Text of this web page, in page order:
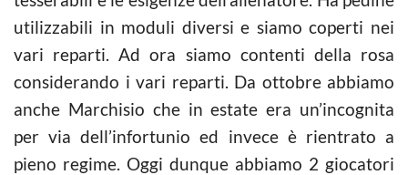
utilizzabili in moduli diversi e siamo coperti nei
vari reparti. Ad ora siamo contenti della rosa
considerando i vari reparti. Da ottobre abbiamo
anche Marchisio che in estate era un’incognita
per via dell’infortunio ed invece è rientrato a
pieno regime. Oggi dunque abbiamo 2 giocatori